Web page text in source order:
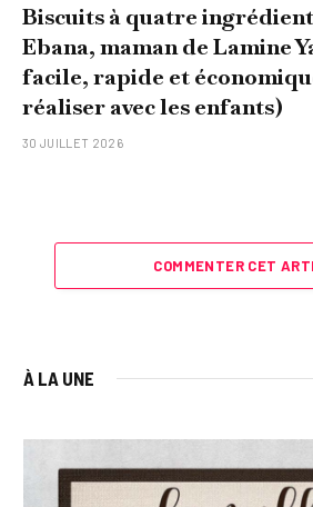
Biscuits à quatre
Ebana, maman de Lamine
facile, rapide et
réaliser avec les enfants)
30 JUILLET 2026
COMMENTER CET
À LA UNE